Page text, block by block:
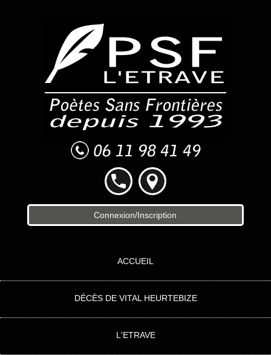
Connexion/Inscription
ACCUEIL
DÉCÈS DE VITAL HEURTEBIZE
L'ETRAVE